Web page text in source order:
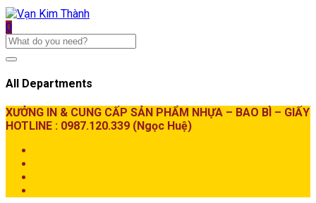
0
All Departments
XƯỞNG IN & CUNG CẤP SẢN PHẨM NHỰA – BAO BÌ – GIẤY
HOTLINE : 0987.120.339 (Ngọc Huệ)